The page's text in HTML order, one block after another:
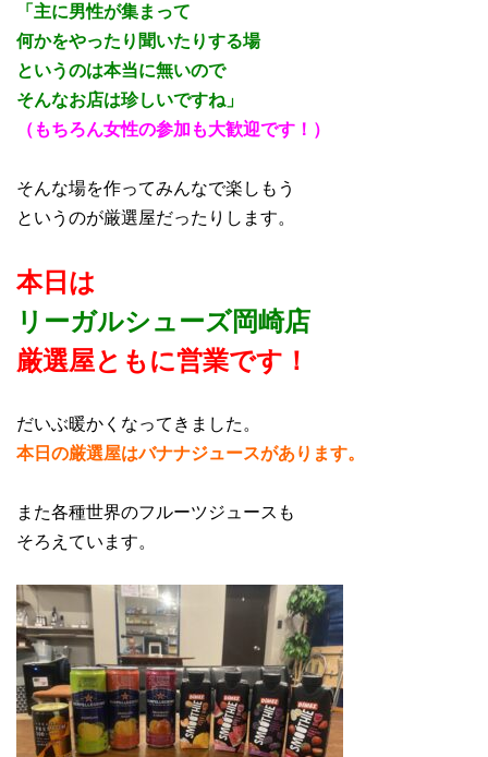
「主に男性が集まって
何かをやったり聞いたりする場
というのは本当に無いので
そんなお店は珍しいですね」
（もちろん女性の参加も大歓迎です！）
そんな場を作ってみんなで楽しもう
というのが厳選屋だったりします。
本日は
リーガルシューズ岡崎店
厳選屋ともに営業です！
だいぶ暖かくなってきました。
本日の厳選屋はバナナジュースがあります。
また各種世界のフルーツジュースも
そろえています。